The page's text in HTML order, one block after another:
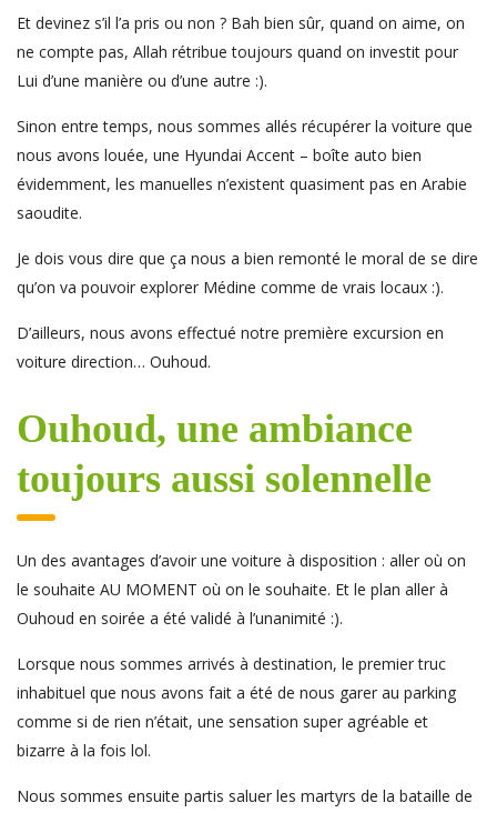
Et devinez s’il l’a pris ou non ? Bah bien sûr, quand on aime, on
ne compte pas, Allah rétribue toujours quand on investit pour
Lui d’une manière ou d’une autre :).
Sinon entre temps, nous sommes allés récupérer la voiture que
nous avons louée, une Hyundai Accent – boîte auto bien
évidemment, les manuelles n’existent quasiment pas en Arabie
saoudite.
Je dois vous dire que ça nous a bien remonté le moral de se dire
qu’on va pouvoir explorer Médine comme de vrais locaux :).
D’ailleurs, nous avons effectué notre première excursion en
voiture direction… Ouhoud.
Ouhoud, une ambiance
toujours aussi solennelle
Un des avantages d’avoir une voiture à disposition : aller où on
le souhaite AU MOMENT où on le souhaite. Et le plan aller à
Ouhoud en soirée a été validé à l’unanimité :).
Lorsque nous sommes arrivés à destination, le premier truc
inhabituel que nous avons fait a été de nous garer au parking
comme si de rien n’était, une sensation super agréable et
bizarre à la fois lol.
Nous sommes ensuite partis saluer les martyrs de la bataille de